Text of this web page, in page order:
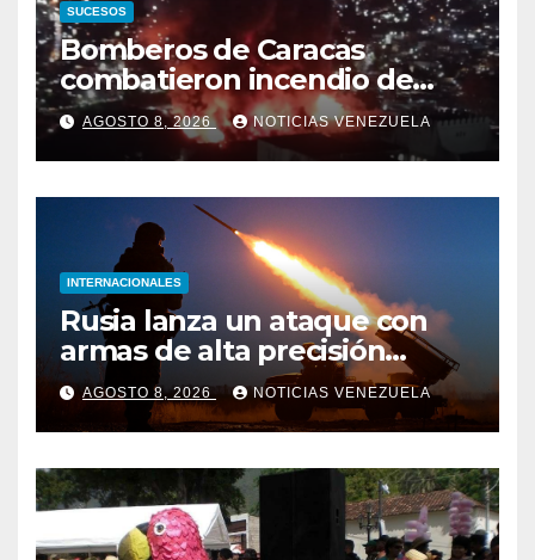
SUCESOS
Bomberos de Caracas
combatieron incendio de
gran magnitud en zona
industrial de El Llanito
AGOSTO 8, 2026 NOTICIAS VENEZUELA
INTERNACIONALES
Rusia lanza un ataque con
armas de alta precisión
contra la industria militar en
Kiev
AGOSTO 8, 2026 NOTICIAS VENEZUELA